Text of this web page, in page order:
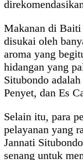
Makanan di Baiti
disukai oleh
aroma yang
hidangan yang
Situbondo
Penyet, dan Es
Selain itu, para
pelayanan yang
Jannati
senang untuk